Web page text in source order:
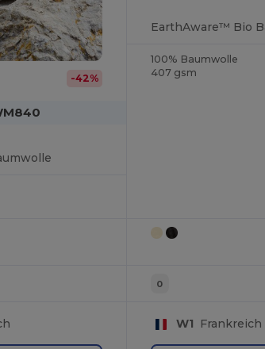
-42%
EarthAware™ Bio
100% Baumwolle
407 gsm
0
W1 Frankreich